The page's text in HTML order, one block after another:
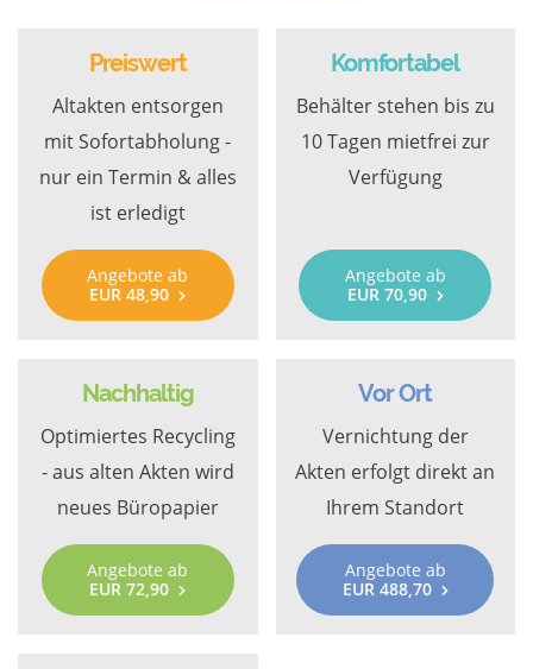
Preiswert
Altakten entsorgen
mit Sofortabholung -
nur ein Termin & alles
ist erledigt
Angebote ab
EUR 48,90
Komfortabel
Behälter stehen bis zu
10 Tagen mietfrei zur
Verfügung
Angebote ab
EUR 70,90
Nachhaltig
Optimiertes Recycling
- aus alten Akten wird
neues Büropapier
Angebote ab
EUR 72,90
Vor Ort
Vernichtung der
Akten erfolgt direkt an
Ihrem Standort
Angebote ab
EUR 488,70